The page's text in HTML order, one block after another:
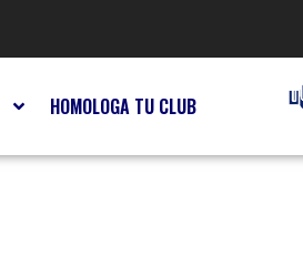
HOMOLOGA TU CLUB